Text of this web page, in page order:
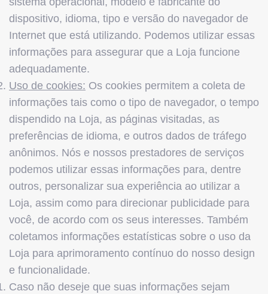
dispositivo, idioma, tipo e versão do navegador de
Internet que está utilizando. Podemos utilizar essas
informações para assegurar que a Loja funcione
adequadamente.
Uso de cookies: Os cookies permitem a coleta de
informações tais como o tipo de navegador, o tempo
dispendido na Loja, as páginas visitadas, as
preferências de idioma, e outros dados de tráfego
anônimos. Nós e nossos prestadores de serviços
podemos utilizar essas informações para, dentre
outros, personalizar sua experiência ao utilizar a
Loja, assim como para direcionar publicidade para
você, de acordo com os seus interesses. Também
coletamos informações estatísticas sobre o uso da
Loja para aprimoramento contínuo do nosso design
e funcionalidade.
Caso não deseje que suas informações sejam